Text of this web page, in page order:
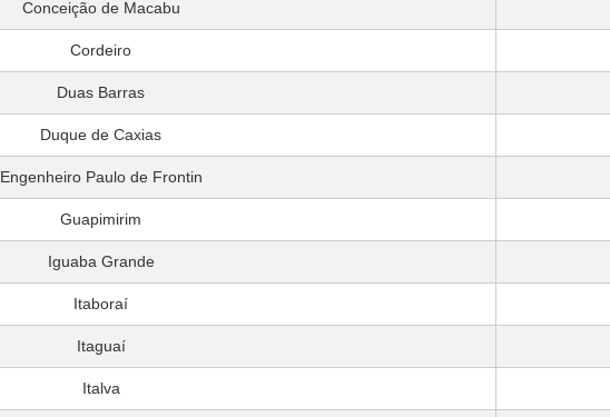
Conceição de Macabu
Cordeiro
Duas Barras
Duque de Caxias
Engenheiro Paulo de Frontin
Guapimirim
Iguaba Grande
Itaboraí
Itaguaí
Italva